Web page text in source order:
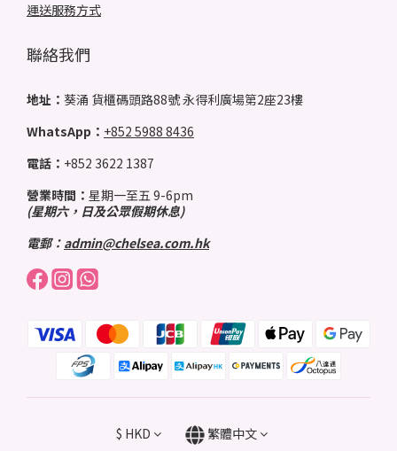
運送服務方式
聯絡我們
地址： 葵涌 貨櫃碼頭路88號 永得利廣場第2座23樓
WhatsApp： +852 5988 8436
電話： +852 3622 1387
營業時間： 星期一至五 9-6pm
(星期六，日及公眾假期休息)
電郵： admin@chelsea.com.hk
$ HKD 繁體中文